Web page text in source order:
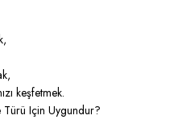
keşfetmek.
Için Uygundur?